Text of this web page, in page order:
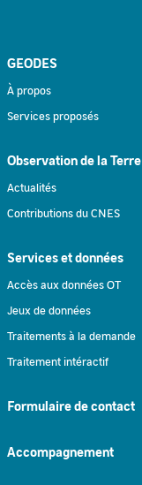
GEODES
À propos
Services proposés
Observation de la Terre
Actualités
Contributions du CNES
Services et données
Accès aux données OT
Jeux de données
Traitements à la demande
Traitement intéractif
Formulaire de contact
Accompagnement